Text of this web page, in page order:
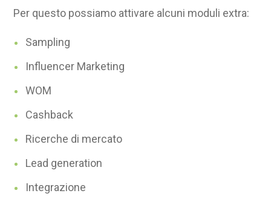
Per questo possiamo attivare alcuni moduli extra:
Sampling
Influencer Marketing
WOM
Cashback
Ricerche di mercato
Lead generation
Integrazione